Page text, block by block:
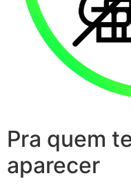
Pra quem
aparecer